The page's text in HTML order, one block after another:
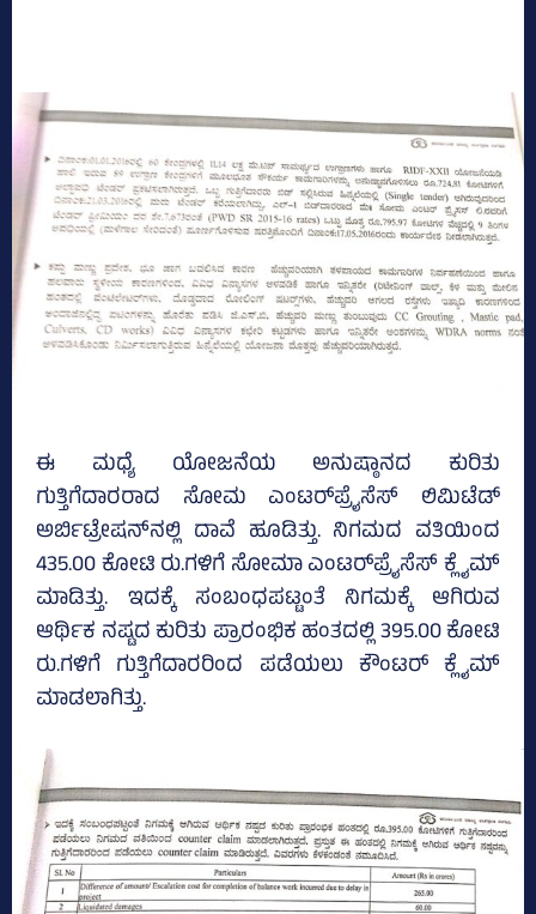
ಈ ಮಧ್ಯೆ ಯೋಜನೆಯ ಅನುಷ್ಠಾನದ ಕುರಿತು
ಗುತ್ತಿಗೆದಾರರಾದ ಸೋಮ ಎಂಟರ್‌ಪ್ರೈಸೆಸ್‌ ಲಿಮಿಟೆಡ್‌
ಅರ್ಬಿಟ್ರೇಷನ್‌ನಲ್ಲಿ ದಾವೆ ಹೂಡಿತ್ತು. ನಿಗಮದ ವತಿಯಿಂದ
435.00 ಕೋಟಿ ರು.ಗಳಿಗೆ ಸೋಮಾ ಎಂಟರ್‌ಪ್ರೈಸೆಸ್‌ ಕ್ಲೈಮ್‌
ಮಾಡಿತ್ತು. ಇದಕ್ಕೆ ಸಂಬಂಧಪಟ್ಟಂತೆ ನಿಗಮಕ್ಕೆ ಆಗಿರುವ
ಆರ್ಥಿಕ ನಷ್ಟದ ಕುರಿತು ಪ್ರಾರಂಭಿಕ ಹಂತದಲ್ಲಿ 395.00 ಕೋಟಿ
ರು.ಗಳಿಗೆ ಗುತ್ತಿಗೆದಾರರಿಂದ ಪಡೆಯಲು ಕೌಂಟರ್‌ ಕ್ಲೈಮ್‌
ಮಾಡಲಾಗಿತ್ತು.